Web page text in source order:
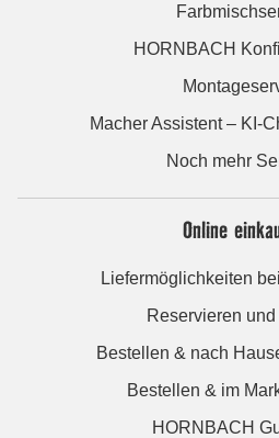
HORNBACH
Macher Assistent – KI-
Noch mehr
Online
Liefermöglichkeiten
Reservieren
Bestellen & nach
Bestellen & im
HORNBACH